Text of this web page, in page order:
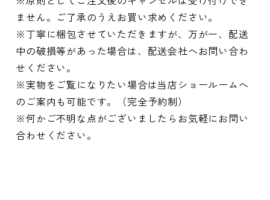
ません。ご了承のうえお買い求めください。
※丁寧に梱包させていただきますが、万が一、配送
中の破損等があった場合は、配送会社へお問い合わ
せください。
※実物をご覧になりたい場合は当店ショールームへ
のご案内も可能です。（完全予約制）
※何かご不明な点がございましたらお気軽にお問い
合わせください。